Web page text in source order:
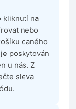
kliknutí na
nebo
daného
poskytován
u nás. Z
sleva